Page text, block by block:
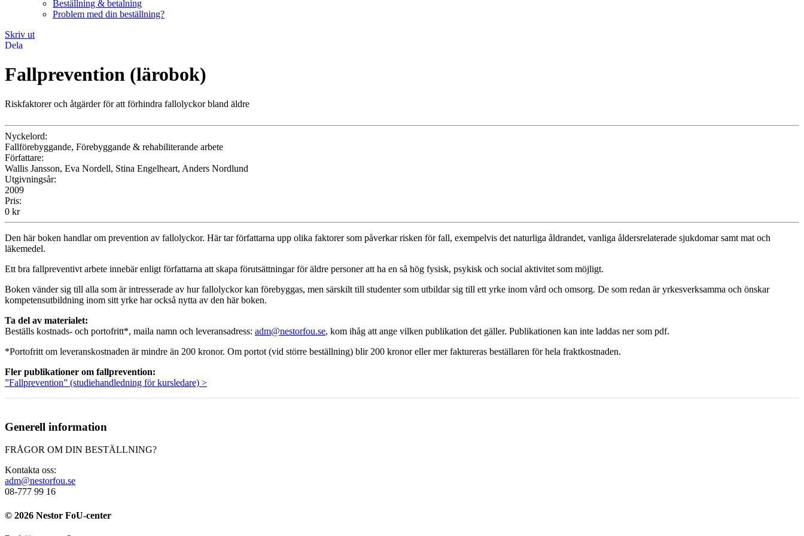
Beställning & betalning
Problem med din beställning?
Skriv ut
Dela
Fallprevention (lärobok)
Riskfaktorer och åtgärder för att förhindra fallolyckor bland äldre
Nyckelord:
Fallförebyggande, Förebyggande & rehabiliterande arbete
Författare:
Wallis Jansson, Eva Nordell, Stina Engelheart, Anders Nordlund
Utgivningsår:
2009
Pris:
0 kr
Den här boken handlar om prevention av fallolyckor. Här tar författarna upp olika faktorer som påverkar risken för fall, exempelvis det naturliga åldrandet, vanliga åldersrelaterade sjukdomar samt mat och
läkemedel.
Ett bra fallpreventivt arbete innebär enligt författarna att skapa förutsättningar för äldre personer att ha en så hög fysisk, psykisk och social aktivitet som möjligt.
Boken vänder sig till alla som är intresserade av hur fallolyckor kan förebyggas, men särskilt till studenter som utbildar sig till ett yrke inom vård och omsorg. De som redan är yrkesverksamma och önskar
kompetensutbildning inom sitt yrke har också nytta av den här boken.
Ta del av materialet:
Beställs kostnads- och portofritt*, maila namn och leveransadress: adm@nestorfou.se, kom ihåg att ange vilken publikation det gäller. Publikationen kan inte laddas ner som pdf.
*Portofritt om leveranskostnaden är mindre än 200 kronor. Om portot (vid större beställning) blir 200 kronor eller mer faktureras beställaren för hela fraktkostnaden.
Fler publikationer om fallprevention:
”Fallprevention” (studiehandledning för kursledare) >
Generell information
FRÅGOR OM DIN BESTÄLLNING?
Kontakta oss:
adm@nestorfou.se
08-777 99 16
© 2026 Nestor FoU-center